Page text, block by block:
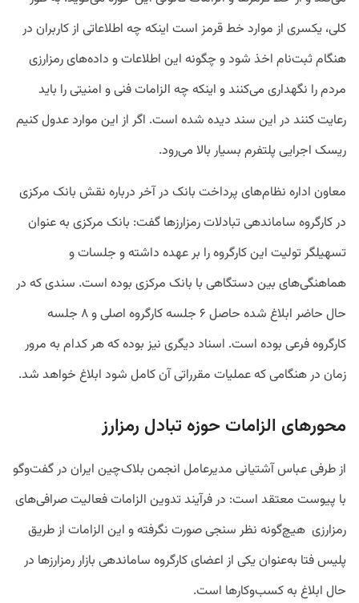
کلی، یکسری از موارد خط قرمز است اینکه چه اطلاعاتی از کاربران در
هنگام ثبت‌نام اخذ شود و چگونه این اطلاعات و داده‌های رمزارزی
مردم را نگهداری می‌کنند و اینکه چه الزامات فنی و امنیتی را باید
رعایت کنند در این سند دیده شده است. اگر از این موارد عدول کنیم
ریسک اجرایی پلتفرم بسیار بالا می‌رود.
معاون اداره نظام‌های پرداخت بانک در آخر درباره نقش بانک مرکزی
در کارگروه ساماندهی تبادلات رمزارزها گفت: بانک مرکزی به عنوان
تسهیلگر تولیت این کارگروه را بر عهده داشته و جلسات و
هماهنگی‌های بین دستگاهی با بانک مرکزی بوده است. سندی که در
حال حاضر ابلاغ شده حاصل ۶ جلسه کارگروه اصلی و ۸ جلسه
کارگروه فرعی بوده است. اسناد دیگری نیز بوده که هر کدام به مرور
زمان در هنگامی که عملیات مقرراتی آن کامل شود ابلاغ خواهد شد.
محورهای الزامات حوزه تبادل رمزارز
از طرفی عباس آشتیانی مدیرعامل انجمن بلاک‌چین ایران در گفت‌وگو
با پیوست معتقد است: در فرآیند تدوین الزامات فعالیت صرافی‌های
رمزارزی هیچ‌گونه نظر سنجی صورت نگرفته و این الزامات از طریق
پلیس فتا به‌عنوان یکی از اعضای کارگروه ساماندهی بازار رمزارزها در
حال ابلاغ به کسب‌وکارها است.